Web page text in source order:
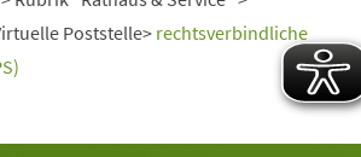
Poststelle> rechtsverbindliche